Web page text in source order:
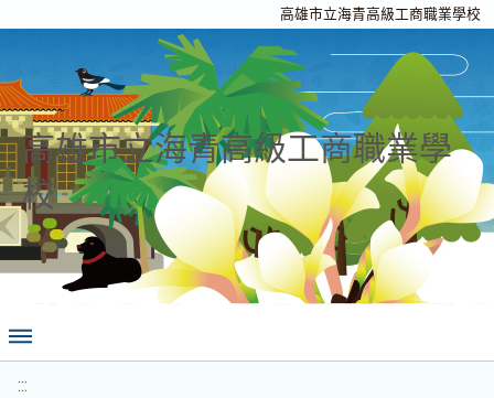
高雄市立海青高級工商職業學校
高雄市立海青高級工商職業學
校
:::